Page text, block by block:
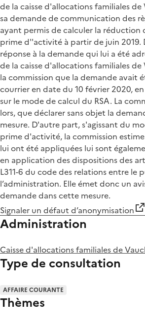
de la caisse d'allocations familiales de
sa demande de communication des
ayant permis de calculer la réduction
prime d''activité à partir de juin 2019.
réponse à la demande qui lui a été
de la caisse d'allocations familiales
la commission que la demande avait
courrier en date du 10 février 2020,
sur le mode de calcul du RSA. La
lors, que déclarer sans objet la
mesure. D'autre part, s'agissant du
prime d'activité, la commission
lui ont été appliquées lui sont
en application des dispositions des
L311-6 du code des relations entre le
l’administration. Elle émet donc un
demande dans cette mesure.
Signaler un défaut d’anonymisation
Administration
Caisse d'allocations familiales de
Type de consultation
AFFAIRE COURANTE
Thèmes